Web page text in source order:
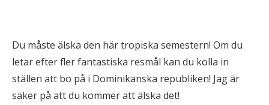
Du måste älska den här tropiska semestern! Om du
letar efter fler fantastiska resmål kan du kolla in
ställen att bo på i Dominikanska republiken! Jag är
säker på att du kommer att älska det!